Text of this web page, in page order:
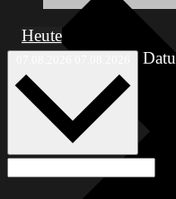
Heute